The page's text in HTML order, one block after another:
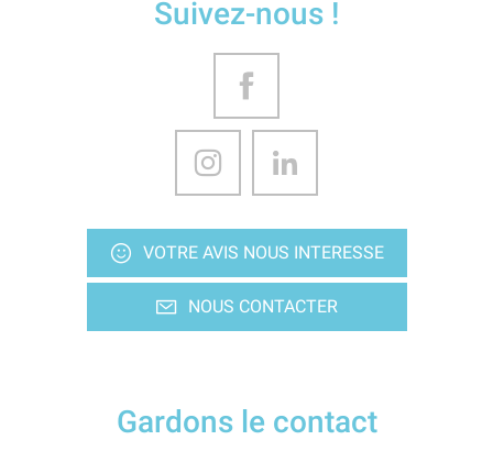
Suivez-nous !
VOTRE AVIS NOUS INTERESSE
NOUS CONTACTER
Gardons le contact